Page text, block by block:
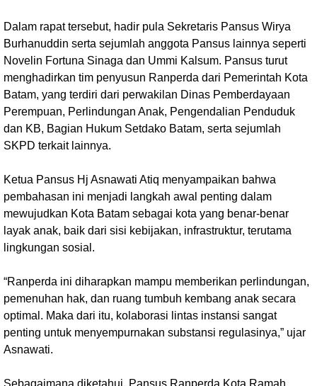
Dalam rapat tersebut, hadir pula Sekretaris Pansus Wirya
Burhanuddin serta sejumlah anggota Pansus lainnya seperti
Novelin Fortuna Sinaga dan Ummi Kalsum. Pansus turut
menghadirkan tim penyusun Ranperda dari Pemerintah Kota
Batam, yang terdiri dari perwakilan Dinas Pemberdayaan
Perempuan, Perlindungan Anak, Pengendalian Penduduk
dan KB, Bagian Hukum Setdako Batam, serta sejumlah
SKPD terkait lainnya.
Ketua Pansus Hj Asnawati Atiq menyampaikan bahwa
pembahasan ini menjadi langkah awal penting dalam
mewujudkan Kota Batam sebagai kota yang benar-benar
layak anak, baik dari sisi kebijakan, infrastruktur, terutama
lingkungan sosial.
“Ranperda ini diharapkan mampu memberikan perlindungan,
pemenuhan hak, dan ruang tumbuh kembang anak secara
optimal. Maka dari itu, kolaborasi lintas instansi sangat
penting untuk menyempurnakan substansi regulasinya,” ujar
Asnawati.
Sebagaimana diketahui, Pansus Ranperda Kota Ramah